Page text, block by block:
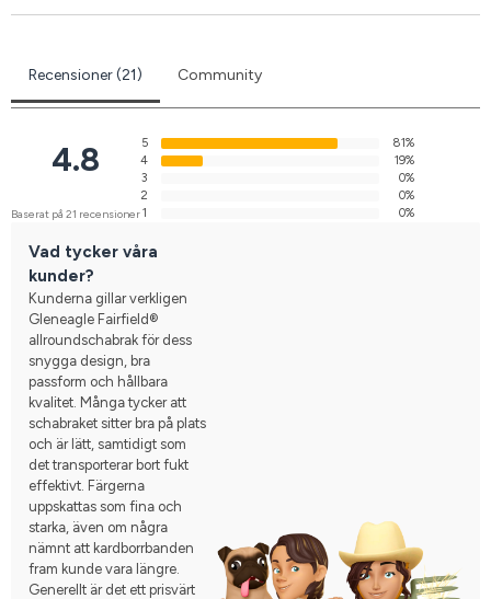
Recensioner (21) Community
4.8
Baserat på 21 recensioner
5
81%
4
19%
3
0%
2
0%
1
0%
Vad tycker våra
kunder?
Kunderna gillar verkligen
Gleneagle Fairfield®
allroundschabrak för dess
snygga design, bra
passform och hållbara
kvalitet. Många tycker att
schabraket sitter bra på plats
och är lätt, samtidigt som
det transporterar bort fukt
effektivt. Färgerna
uppskattas som fina och
starka, även om några
nämnt att kardborrbanden
fram kunde vara längre.
Generellt är det ett prisvärt